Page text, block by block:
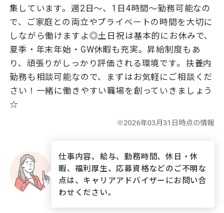
集しています。週2日～、1日4時間～勤務可能なの
で、ご家庭との両立やプライベートの時間を大切に
しながら働けますよ◎土日祝は基本的にお休みで、
夏季・年末年始・GW休暇も充実。昇給制度もあ
り、頑張りがしっかり評価される環境です。扶養内
勤務も相談可能なので、まずはお気軽にご相談くだ
さい！一緒に働きやすい職場を創っていきましょう
☆
仕事内容、給与、勤務時間、休日・休
暇、福利厚生、応募資格などのご不明な
点は、キャリアアドバイザーにお問い合
わせください。